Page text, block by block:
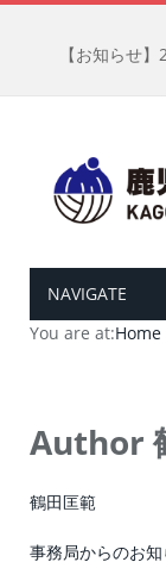
【お知らせ
NAVIGATE
You are at:Home
Author
鶴田匡範
事務局からのお